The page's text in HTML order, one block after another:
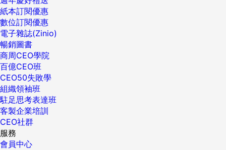
紙本訂閱優惠
數位訂閱優惠
電子雜誌(Zinio)
暢銷圖書
商周CEO學院
百億CEO班
CEO50失敗學
組織領袖班
駐足思考表達班
客製企業培訓
CEO社群
服務
會員中心